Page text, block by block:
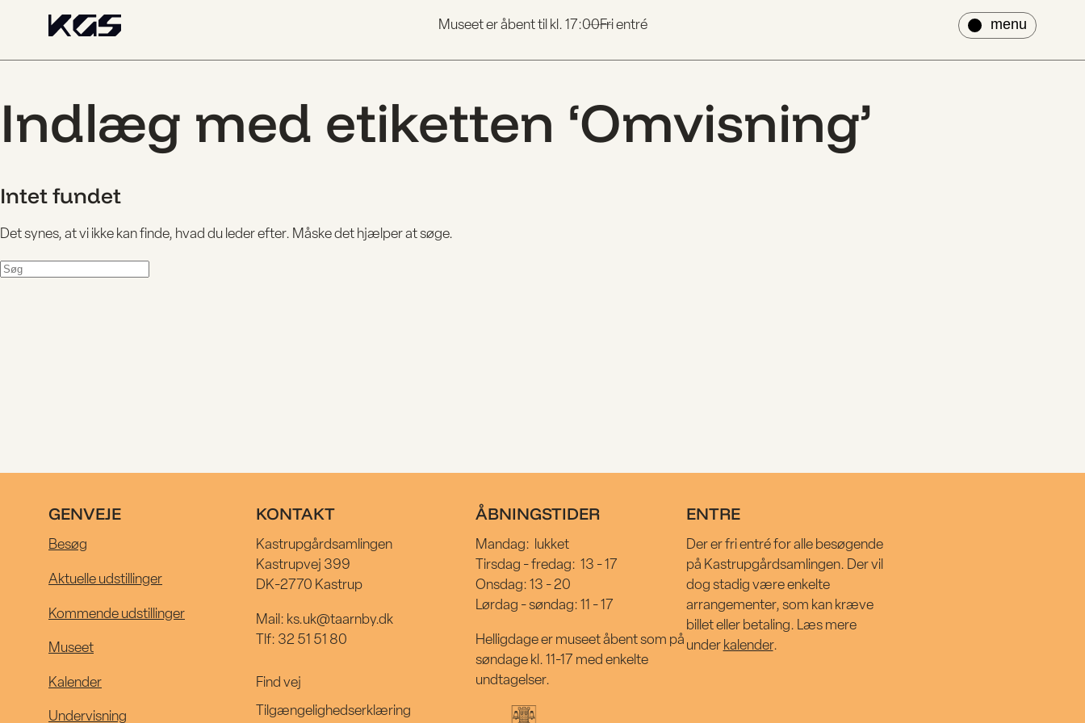
Museet er åbent til kl. 17:00Fri entré luk
menu
BESØG
MUSEET
UNDERVISNING
Indlæg med etiketten ‘Omvisning’
Intet fundet
Det synes, at vi ikke kan finde, hvad du leder efter. Måske det hjælper at søge.
GENVEJE
Besøg
Aktuelle udstillinger
Kommende udstillinger
Museet
Kalender
Undervisning
KONTAKT
Kastrupgårdsamlingen
Kastrupvej 399
DK-2770 Kastrup
Mail: ks.uk@taarnby.dk
Tlf: 32 51 51 80
Find vej
Tilgængelighedserklæring
ÅBNINGSTIDER
Mandag: lukket
Tirsdag - fredag: 13 - 17
Onsdag: 13 - 20
Lørdag - søndag: 11 - 17
Helligdage er museet åbent som på
søndage kl. 11-17 med enkelte
undtagelser.
ENTRE
Der er fri entré for alle besøgende
på Kastrupgårdsamlingen. Der vil
dog stadig være enkelte
arrangementer, som kan kræve
billet eller betaling. Læs mere
under kalender.